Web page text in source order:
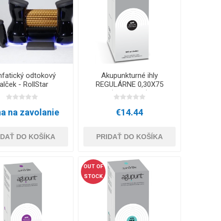
PRÍSLUŠENSTVO PRE
TRÉNING
Príslušenstvo pre trénerov
Kóny
Tréningové prekážky
Koordinčné Rebríky
CRYON X PRO
REBOOTS
ĎALŠIE CRYO ZARIADENIA
SYSTÉMY PRE TÍMY
odtokový
- RollStar
na zavolanie
DO KOŠÍKA
Akupunkturné ihly
REGULÁRNE 0,30X75
(100 kusov)
€14.44
PRIDAŤ DO KOŠÍKA
OUT OF
STOCK